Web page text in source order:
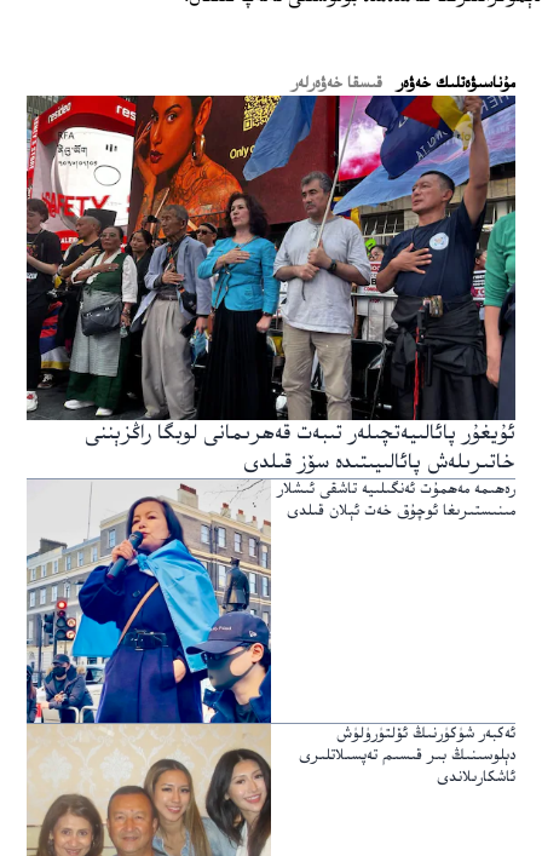
ﻣﯘﻧﺎﺳﯩﯟﻩﺗﻠﯩﻚ ﺧﻪﯞﻩﺭ قىسقا خەۋەرلەر
ئۇيغۇر پائالىيەتچىلەر تىبەت قەھرىمانى لوبگا راڭزېننى
خاتىرىلەش پائالىيىتىدە سۆز قىلدى
رەھىمە مەھمۇت ئەنگىلىيە تاشقى ئىشلار
مىنىستىرىغا ئوچۇق خەت ئېلان قىلدى
ئەكبەر شۈكۈرنىڭ ئۆلتۈرۈلۈش
دېلوسىنىڭ بىر قىسىم تەپسىلاتلىرى
ئاشكارىلاندى